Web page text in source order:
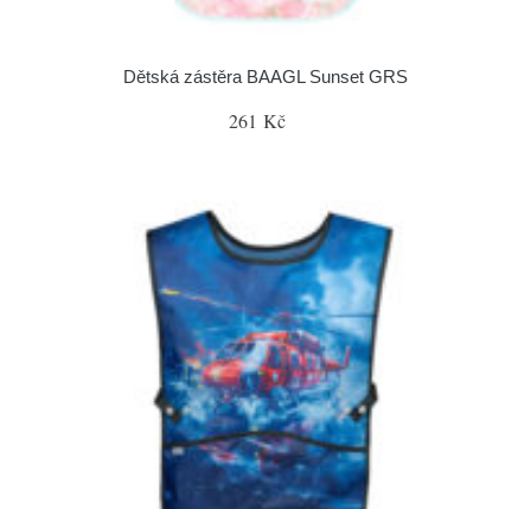
Dětská zástěra BAAGL Sunset GRS
261 Kč